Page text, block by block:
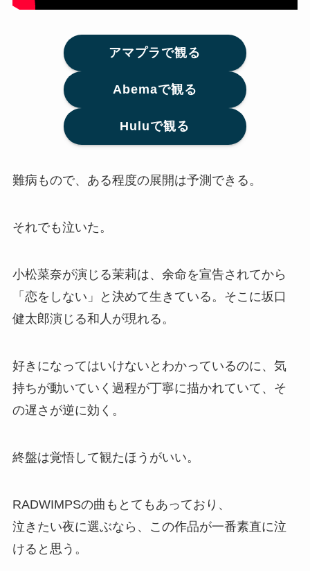
アマプラで観る
Abemaで観る
Huluで観る
難病もので、ある程度の展開は予測できる。
それでも泣いた。
小松菜奈が演じる茉莉は、余命を宣告されてから
「恋をしない」と決めて生きている。そこに坂口
健太郎演じる和人が現れる。
好きになってはいけないとわかっているのに、気
持ちが動いていく過程が丁寧に描かれていて、そ
の遅さが逆に効く。
終盤は覚悟して観たほうがいい。
RADWIMPSの曲もとてもあっており、
泣きたい夜に選ぶなら、この作品が一番素直に泣
けると思う。